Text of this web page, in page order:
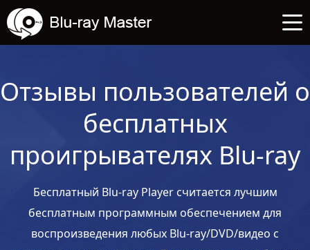
Отзывы пользователей о
бесплатных
проигрывателях Blu-ray
Бесплатный Blu-ray Player считается лучшим
бесплатным программным обеспечением для
воспроизведения любых Blu-ray/DVD/видео с